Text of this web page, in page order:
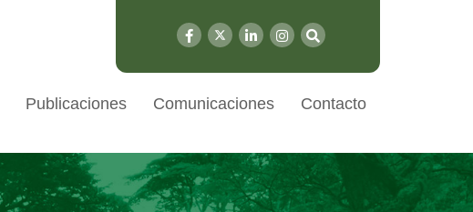
Publicaciones Comunicaciones Contacto